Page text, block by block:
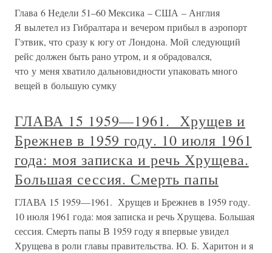
Глава 6 Недели 51–60 Мексика – США – Англия
Я вылетел из Гибралтара и вечером прибыл в аэропорт
Гэтвик, что сразу к югу от Лондона. Мой следующий
рейс должен быть рано утром, и я обрадовался,
что у меня хватило дальновидности упаковать много
вещей в большую сумку
ГЛАВА 15 1959—1961. Хрущев и
Брежнев в 1959 году. 10 июля 1961
года: моя записка и речь Хрущева.
Большая сессия. Смерть папы
ГЛАВА 15 1959—1961. Хрущев и Брежнев в 1959 году.
10 июля 1961 года: моя записка и речь Хрущева. Большая
сессия. Смерть папы В 1959 году я впервые увидел
Хрущева в роли главы правительства. Ю. Б. Харитон и я